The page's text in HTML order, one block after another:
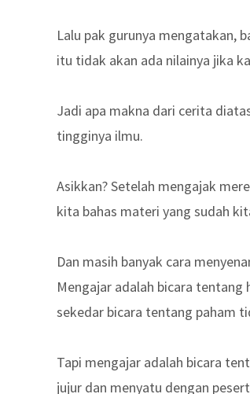
Lalu pak gurunya mengatakan,
itu tidak akan ada nilainya jika
Jadi apa makna dari cerita
tingginya ilmu.
Asikkan? Setelah mengajak
kita bahas materi yang sudah
Dan masih banyak cara
Mengajar adalah bicara
sekedar bicara tentang paham
Tapi mengajar adalah bicara
jujur dan menyatu dengan